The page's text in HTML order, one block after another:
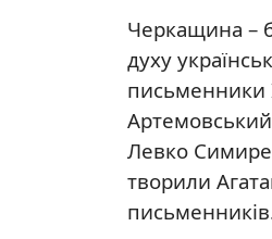
Черкащина –
духу
письменники
Левко
творили